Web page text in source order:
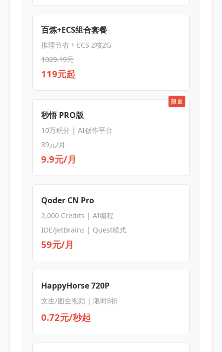
百炼+ECS组合套餐
推理节省 + ECS 2核2G
1029.19元
119元起
限量
秒悟 PRO版
10万积分 | AI创作平台
89元/月
9.9元/月
Qoder CN Pro
2,000 Credits | AI编程
IDE/JetBrains | Quest模式
59元/月
HappyHorse 720P
文生/图生视频 | 限时8折
0.72元/秒起